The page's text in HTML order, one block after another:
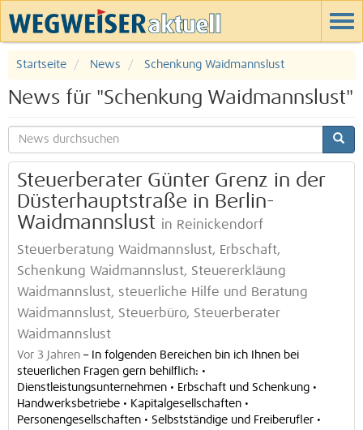
Startseite News Schenkung Waidmannslust
News für "Schenkung Waidmannslust"
Steuerberater Günter Grenz in der
Düsterhauptstraße in Berlin-
Waidmannslust in Reinickendorf
Steuerberatung Waidmannslust, Erbschaft,
Schenkung Waidmannslust, Steuererkläung
Waidmannslust, steuerliche Hilfe und Beratung
Waidmannslust, Steuerbüro, Steuerberater
Waidmannslust
Vor 3 Jahren – In folgenden Bereichen bin ich Ihnen bei
steuerlichen Fragen gern behilflich: •
Dienstleistungsunternehmen • Erbschaft und Schenkung •
Handwerksbetriebe • Kapitalgesellschaften •
Personengesellschaften • Selbstständige und Freiberufler •